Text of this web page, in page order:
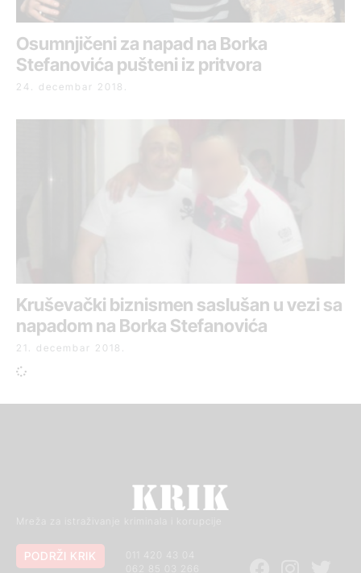
Osumnjičeni za napad na Borka
Stefanovića pušteni iz pritvora
24. decembar 2018.
Kruševački biznismen saslušan u vezi sa
napadom na Borka Stefanovića
21. decembar 2018.
Mreža za istraživanje kriminala i korupcije
011 420 43 04
PODRŽI KRIK